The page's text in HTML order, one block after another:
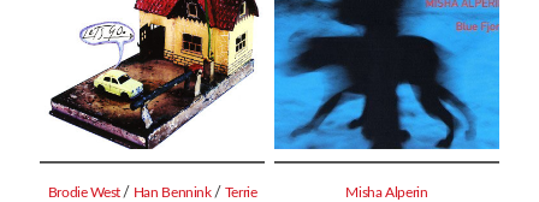
Brodie West / Han Bennink / Terrie
Misha Alperin